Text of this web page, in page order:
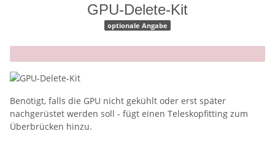
GPU-Delete-Kit
optionale Angabe
x
Benötigt, falls die GPU nicht gekühlt oder erst später
nachgerüstet werden soll - fügt einen Teleskopfitting zum
Überbrücken hinzu.